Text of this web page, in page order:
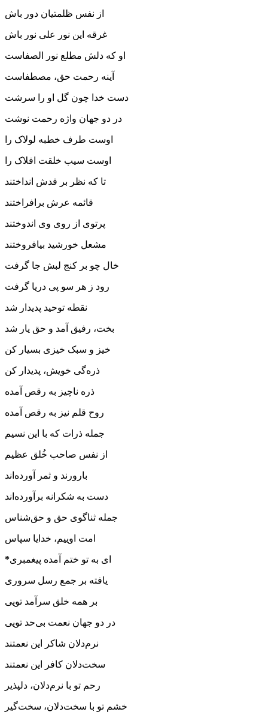
از نفس ظلمتیان دور باش
غرقه این نور علی نور باش
او که دلش مطلع نور الصفاست
آینه رحمت حق، مصطفاست
دست خدا چون گل او را سرشت
در دو جهان واژه رحمت نوشت
اوست طرف خطبه لولاک را
اوست سیب خلقت افلاک را
تا که نظر بر قدش انداختند
قائمه عرش برافراختند
پرتوی از روی وی اندوختند
مشعل خورشید بیافروختند
خال چو بر کنج لبش جا گرفت
رود ز هر سو پی دریا گرفت
نقطه توحید پدیدار شد
بخت، رفیق آمد و حق یار شد
خیز و سبک خیزی بسیار کن
ذره‌گی خویش، پدیدار کن
ذره ناچیز به رقص آمده
روح قلم نیز به رقص آمده
جمله ذرات که با این نسیم
از نفس صاحب خُلق عظیم
بارورند و ثمر آورده‌اند
دست به شکرانه برآورده‌اند
جمله ثناگوی حق و حق‌شناس
امت اوییم، خدایا سپاس
*ای به تو ختم آمده پیغمبری
یافته بر جمع رسل سروری
بر همه خلق سرآمد تویی
در دو جهان نعمت بی‌حد تویی
نرم‌دلان شاکر این نعمتند
سخت‌دلان کافر این نعمتند
رحم تو با نرم‌دلان، دلپذیر
خشم تو با سخت‌دلان، سخت‌گیر